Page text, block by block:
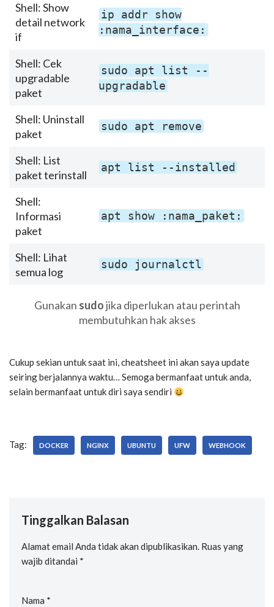
Shell: Show
detail network
if
ip addr show
:nama_interface:
Shell: Cek
upgradable
paket
sudo apt list --
upgradable
Shell: Uninstall
paket
sudo apt remove
Shell: List
paket terinstall
apt list --installed
Shell:
Informasi
paket
apt show :nama_paket:
Shell: Lihat
semua log
sudo journalctl
Gunakan sudojika diperlukan atau perintah
membutuhkan hak akses
Cukup sekian untuk saat ini, cheatsheet ini akan saya update
seiring berjalannya waktu… Semoga bermanfaat untuk anda,
selain bermanfaat untuk diri saya sendiri
Tag: DOCKER NGINX UBUNTU UFW WEBHOOK
Tinggalkan Balasan
Alamat email Anda tidak akan dipublikasikan. Ruas yang
wajib ditandai *
Nama *